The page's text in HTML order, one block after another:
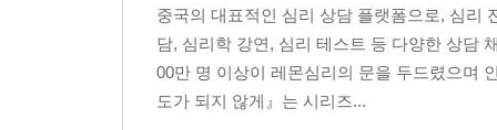
중국의 대표적인 심리 상담 플랫폼으로, 심리
담, 심리학 강연, 심리 테스트 등 다양한 상담
00만 명 이상이 레몬심리의 문을 두드렸으며
도가 되지 않게』는 시리즈...